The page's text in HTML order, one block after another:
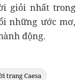
giỏi nhất trong
những ước mơ,
động.
trang Caesa